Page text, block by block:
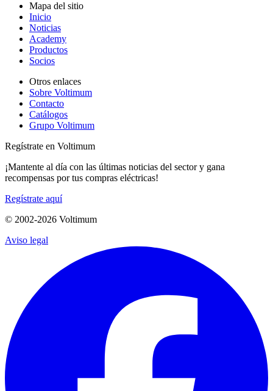
Mapa del sitio
Inicio
Noticias
Academy
Productos
Socios
Otros enlaces
Sobre Voltimum
Contacto
Catálogos
Grupo Voltimum
Regístrate en Voltimum
¡Mantente al día con las últimas noticias del sector y gana
recompensas por tus compras eléctricas!
Regístrate aquí
© 2002-2026 Voltimum
Aviso legal